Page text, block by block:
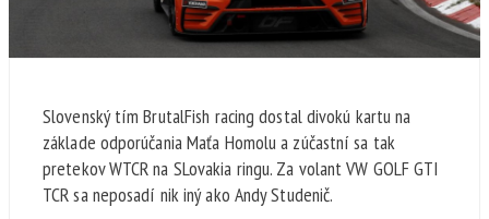
Slovenský tím BrutalFish racing dostal divokú kartu na
základe odporúčania Maťa Homolu a zúčastní sa tak
pretekov WTCR na SLovakia ringu. Za volant VW GOLF GTI
TCR sa neposadí nik iný ako Andy Studenič.